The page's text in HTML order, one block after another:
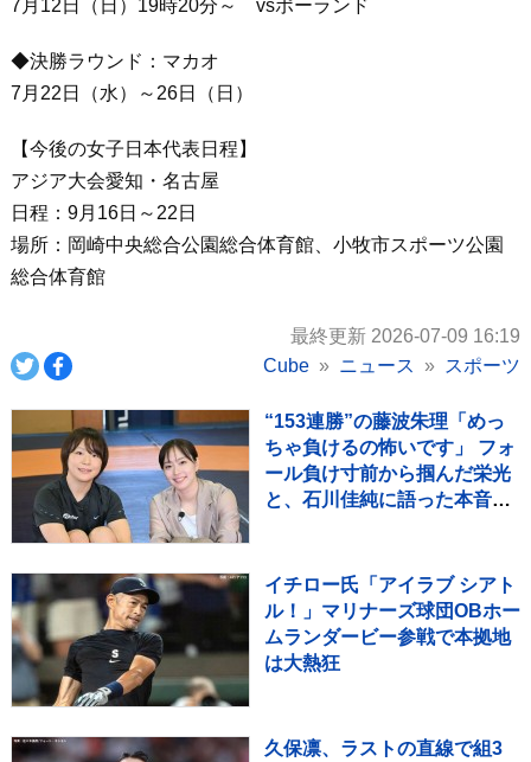
7月12日（日）19時20分～ vsポーランド
◆決勝ラウンド：マカオ
7月22日（水）～26日（日）
【今後の女子日本代表日程】
アジア大会愛知・名古屋
日程：9月16日～22日
場所：岡崎中央総合公園総合体育館、小牧市スポーツ公園
総合体育館
最終更新 2026-07-09 16:19
Cube
ニュース スポーツ
“153連勝”の藤波朱理「めっ
ちゃ負けるの怖いです」 フォ
ール負け寸前から掴んだ栄光
と、石川佳純に語った本音
イチロー氏「アイラブ シアト
ル！」マリナーズ球団OBホー
ムランダービー参戦で本拠地
は大熱狂
久保凛、ラストの直線で組3